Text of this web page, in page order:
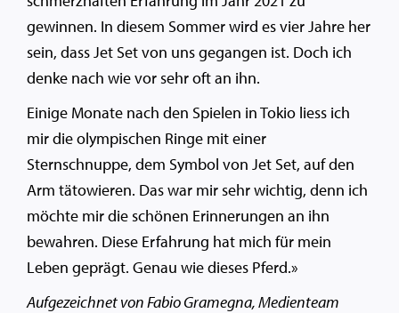
gewinnen. In diesem Sommer wird es vier Jahre her
sein, dass Jet Set von uns gegangen ist. Doch ich
denke nach wie vor sehr oft an ihn.
Einige Monate nach den Spielen in Tokio liess ich
mir die olympischen Ringe mit einer
Sternschnuppe, dem Symbol von Jet Set, auf den
Arm tätowieren. Das war mir sehr wichtig, denn ich
möchte mir die schönen Erinnerungen an ihn
bewahren. Diese Erfahrung hat mich für mein
Leben geprägt. Genau wie dieses Pferd.»
Aufgezeichnet vonFabio Gramegna, Medienteam